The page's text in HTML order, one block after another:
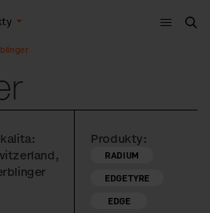
Menu
Produkty:
RADIUM
EDGETYRE
EDGE